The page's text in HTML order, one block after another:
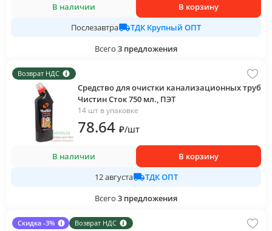
В наличии
В корзину
Послезавтра
ТДК Крупный ОПТ
Всего 3 предложения
Возврат НДС
Средство для очистки канализационных труб
Чистин Сток 750 мл., ПЭТ
14 шт в упаковке
78.64 ₽/шт
В наличии
В корзину
12 августа
ТДК ОПТ
Всего 3 предложения
Скидка -3% Возврат НДС